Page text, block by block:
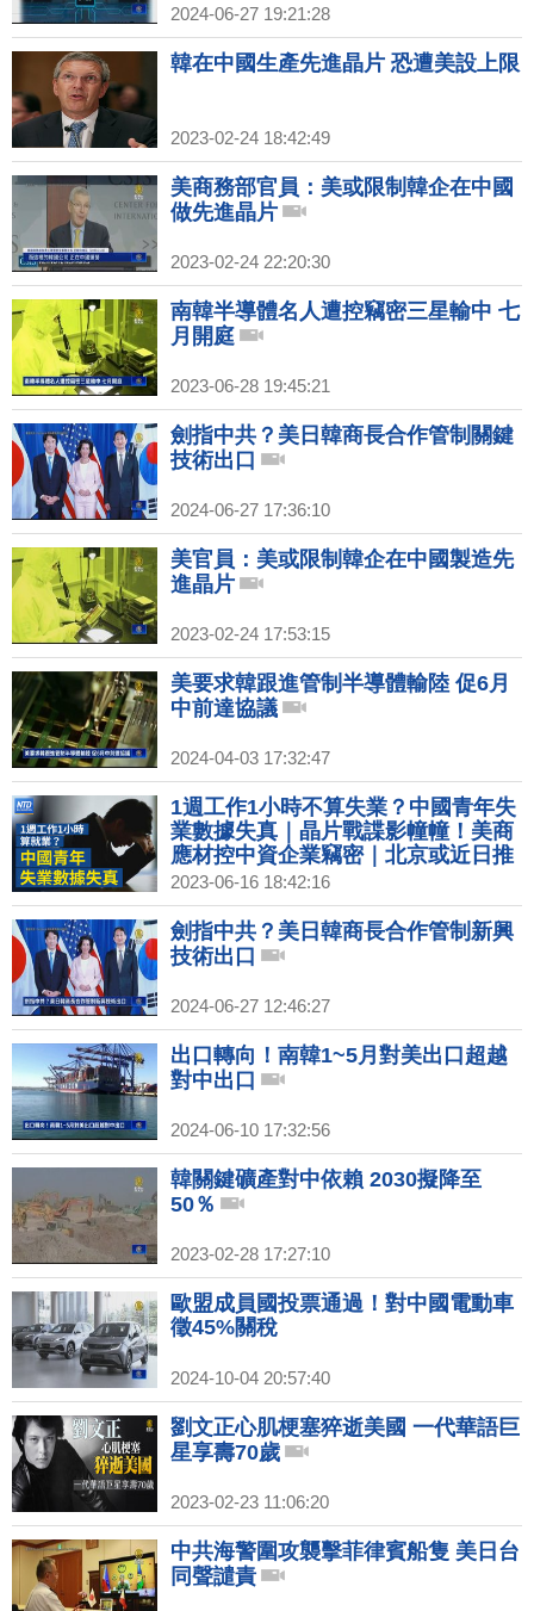
2024-06-27 19:21:28
韓在中國生產先進晶片 恐遭美設上限
2023-02-24 18:42:49
美商務部官員：美或限制韓企在中國
做先進晶片
2023-02-24 22:20:30
南韓半導體名人遭控竊密三星輸中 七
月開庭
2023-06-28 19:45:21
劍指中共？美日韓商長合作管制關鍵
技術出口
2024-06-27 17:36:10
美官員：美或限制韓企在中國製造先
進晶片
2023-02-24 17:53:15
美要求韓跟進管制半導體輸陸 促6月
中前達協議
2024-04-03 17:32:47
1週工作1小時不算失業？中國青年失
業數據失真｜晶片戰諜影幢幢！美商
應材控中資企業竊密｜北京或近日推
刺激措施 多家機構下調增長預期
2023-06-16 18:42:16
劍指中共？美日韓商長合作管制新興
技術出口
2024-06-27 12:46:27
出口轉向！南韓1~5月對美出口超越
對中出口
2024-06-10 17:32:56
韓關鍵礦產對中依賴 2030擬降至
50％
2023-02-28 17:27:10
歐盟成員國投票通過！對中國電動車
徵45%關稅
2024-10-04 20:57:40
劉文正心肌梗塞猝逝美國 一代華語巨
星享壽70歲
2023-02-23 11:06:20
中共海警圍攻襲擊菲律賓船隻 美日台
同聲譴責